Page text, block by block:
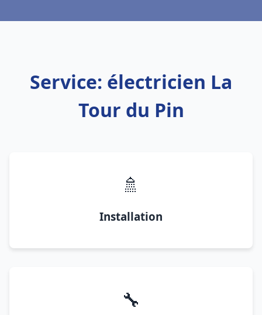
Service: électricien La
Tour du Pin
🚿
Installation
🔧